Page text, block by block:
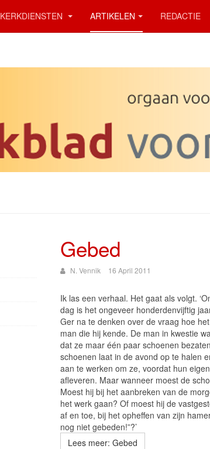
KERKDIENSTEN ARTIKELEN REDACTIE
Gebed
N. Vennik 16 April 2011
Ik las een verhaal. Het gaat als volgt.
dag is het ongeveer honderdenvijftig
Ger na te denken over de vraag hoe
man die hij kende. De man in kwestie
dat ze maar één paar schoenen
schoenen laat in de avond op te halen
aan te werken om ze, voordat hun
afleveren. Maar wanneer moest de
Moest hij bij het aanbreken van de
het werk gaan? Of moest hij de
af en toe, bij het opheffen van zijn
nog niet gebeden!”?’
Lees meer: Gebed